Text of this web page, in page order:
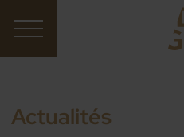
Actualités